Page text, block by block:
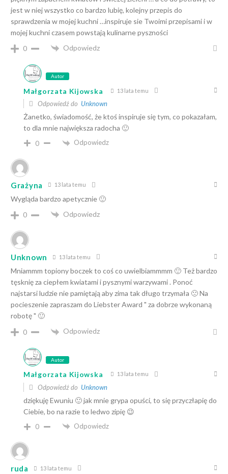
jest w niej wszystko co bardzo lubię, kolejny przepis do
sprawdzenia w mojej kuchni …inspiruje sie Twoimi przepisami i w
mojej kuchni czasem powstają kulinarne pyszności
0
Odpowiedz
Autor
Małgorzata Kijowska 13 lata temu
Odpowiedź do Unknown
Żanetko, świadomość, że ktoś inspiruje się tym, co pokazałam,
to dla mnie największa radocha 🙂
0 Odpowiedz
Grażyna 13 lata temu
Wygląda bardzo apetycznie 🙂
0
Odpowiedz
Unknown 13 lata temu
Mniammm topiony boczek to coś co uwielbiammmm 🙂 Też bardzo
tęsknię za ciepłem kwiatami i pysznymi warzywami . Ponoć
najstarsi ludzie nie pamiętają aby zima tak długo trzymała 🙁 Na
pocieszenie zapraszam do Liebster Award " za dobrze wykonaną
robotę " 🙂
0
Odpowiedz
Autor
Małgorzata Kijowska 13 lata temu
Odpowiedź do Unknown
dziękuję Ewuniu 🙂 jak mnie grypa opuści, to się przyczłapię do
Ciebie, bo na razie to ledwo zipię 😉
0 Odpowiedz
ruda 13 lata temu